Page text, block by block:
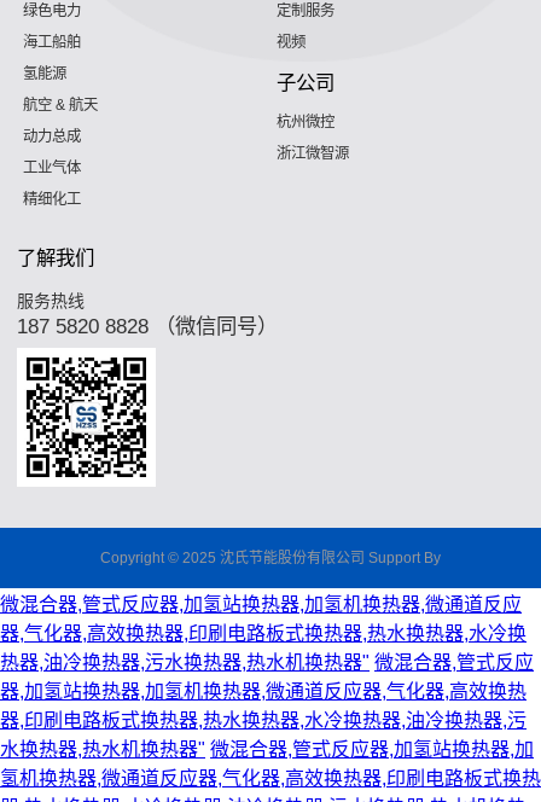
绿色电力
海工船舶
氢能源
航空 & 航天
动力总成
工业气体
精细化工
定制服务
视频
子公司
杭州微控
浙江微智源
了解我们
服务热线
187 5820 8828 （微信同号）
Copyright © 2025 沈氏节能股份有限公司 Support By
微混合器,管式反应器,加氢站换热器,加氢机换热器,微通道反应
器,气化器,高效换热器,印刷电路板式换热器,热水换热器,水冷换
热器,油冷换热器,污水换热器,热水机换热器" 微混合器,管式反应
器,加氢站换热器,加氢机换热器,微通道反应器,气化器,高效换热
器,印刷电路板式换热器,热水换热器,水冷换热器,油冷换热器,污
水换热器,热水机换热器" 微混合器,管式反应器,加氢站换热器,加
氢机换热器,微通道反应器,气化器,高效换热器,印刷电路板式换热